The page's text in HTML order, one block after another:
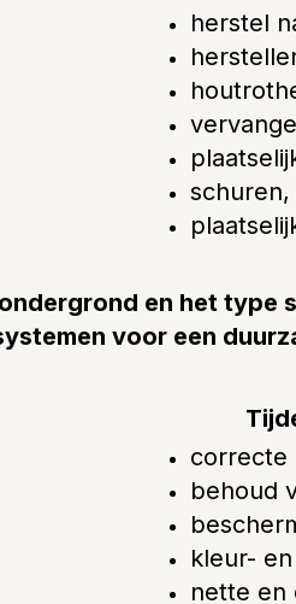
herstel
en het
voor een
correcte
behoud
kleur-
nette en